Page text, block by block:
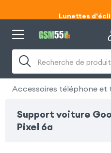
Code
Code
Recherche de
Accessoires téléphone et
Support voiture
Pixel 6a